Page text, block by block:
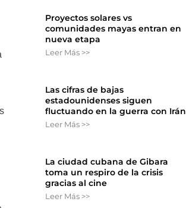
Proyectos solares vs
comunidades mayas entran en
nueva etapa
Leer Más >>
Las cifras de bajas
estadounidenses siguen
fluctuando en la guerra con Irán
Leer Más >>
La ciudad cubana de Gibara
toma un respiro de la crisis
gracias al cine
Leer Más >>